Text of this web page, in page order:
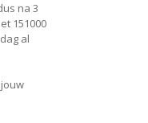
na 3
151000
al